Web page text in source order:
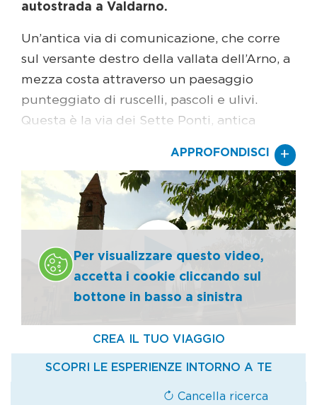
autostrada a Valdarno.
Un’antica via di comunicazione, che corre
sul versante destro della vallata dell’Arno, a
mezza costa attraverso un paesaggio
punteggiato di ruscelli, pascoli e ulivi.
Questa è la via dei Sette Ponti, antica
Firenze con Arezzo e che anche i Romani
vollero utilizzare come via di
comunicazione commerciale. Anche se il
traffico di oggi corre sul fondovalle,
bastano pochi chilometri lungo le curve
della strada per raggiungere un percorso
che durante il Medioevo fu il più
gli insediamenti, tra i campi oppure ai
margini dei borghi, ecco le sagome scure
delle antiche Pievi, ognuna delle quali
controllava un ampio territorio, con i suoi
APPROFONDISCI +
Per visualizzare questo video,
accetta i cookie cliccando sul
bottone in basso a sinistra